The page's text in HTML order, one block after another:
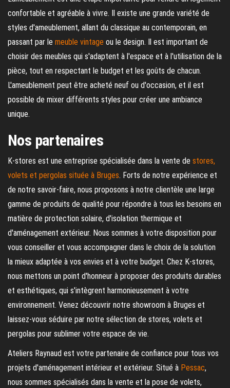
confortable et agréable à vivre. Il existe une grande variété de
styles d'ameublement, allant du classique au contemporain, en
passant par le meuble vintage ou le design. Il est important de
choisir des meubles qui s'adaptent à l'espace et à l'utilisation de la
pièce, tout en respectant le budget et les goûts de chacun.
L'ameublement peut être acheté neuf ou d'occasion, et il est
possible de mixer différents styles pour créer une ambiance
unique.
Nos partenaires
K-stores est une entreprise spécialisée dans la vente de stores,
volets et pergolas située à Bruges. Forts de notre expérience et
de notre savoir-faire, nous proposons à notre clientèle une large
gamme de produits de qualité pour répondre à tous les besoins en
matière de protection solaire, d'isolation thermique et
d'aménagement extérieur. Nous sommes à votre disposition pour
vous conseiller et vous accompagner dans le choix de la solution
la mieux adaptée à vos envies et à votre budget. Chez K-stores,
nous mettons un point d'honneur à proposer des produits durables
et esthétiques, qui s'intègrent harmonieusement à votre
environnement. Venez découvrir notre showroom à Bruges et
laissez-vous séduire par notre sélection de stores, volets et
pergolas pour sublimer votre espace de vie.
Ateliers Raynaud est votre partenaire de confiance pour tous vos
projets d'aménagement intérieur et extérieur. Situé à Pessac,
nous sommes spécialisés dans la vente et la pose de volets,